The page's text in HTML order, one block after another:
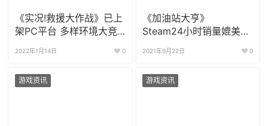
《实况!救援大作战》已上
架PC平台 多样环境大竞
2022年1月14日 0
《加油站大亨》
Steam24小时销量媲美
2021年9月22日 0
游戏资讯 游戏资讯